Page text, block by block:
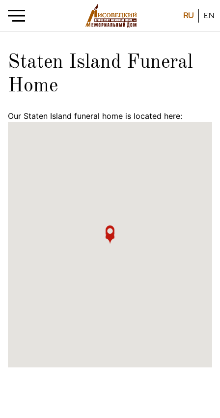
RU EN
Staten Island Funeral
Home
Our Staten Island funeral home is located here: